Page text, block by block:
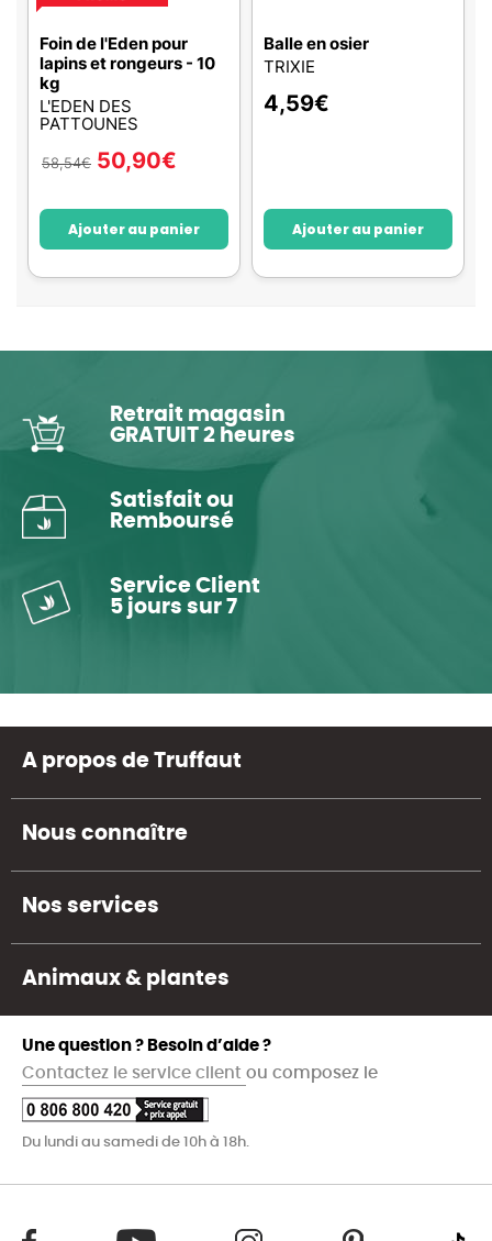
Foin de l'Eden pour
lapins et rongeurs - 10
kg
L'EDEN DES
PATTOUNES
58,54€ 50,90€
Ajouter au panier
Balle en osier
TRIXIE
4,59€
Ajouter au panier
Retrait magasin
GRATUIT 2 heures
Satisfait ou
Remboursé
Service Client
5 jours sur 7
A propos de Truffaut
Nous connaître
Nos services
Animaux & plantes
Une question ? Besoin d’aide ?
Contactez le service client ou composez le
Du lundi au samedi de 10h à 18h.